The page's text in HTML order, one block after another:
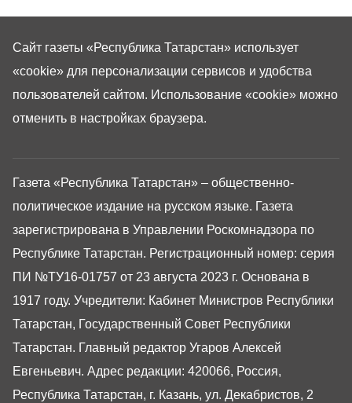
Газета «Республика Татарстан» – общественно-
политическое издание на русском языке. Газета
зарегистрирована в Управлении Роскомнадзора по
Республике Татарстан. Регистрационный номер: серия
ПИ №ТУ16-01757 от 23 августа 2023 г. Основана в
1917 году. Учредители: Кабинет Министров Республики
Татарстан, Государственный Совет Республики
Татарстан. Главный редактор Угаров Алексей
Евгеньевич. Адрес редакции: 420066, Россия,
Республика Татарстан, г. Казань, ул. Декабристов, 2
Сайт газеты «Республика Татарстан» использует
«cookie» для персонализации сервисов и удобства
пользователей сайтом. Использование «cookie» можно
отменить в настройках браузера.